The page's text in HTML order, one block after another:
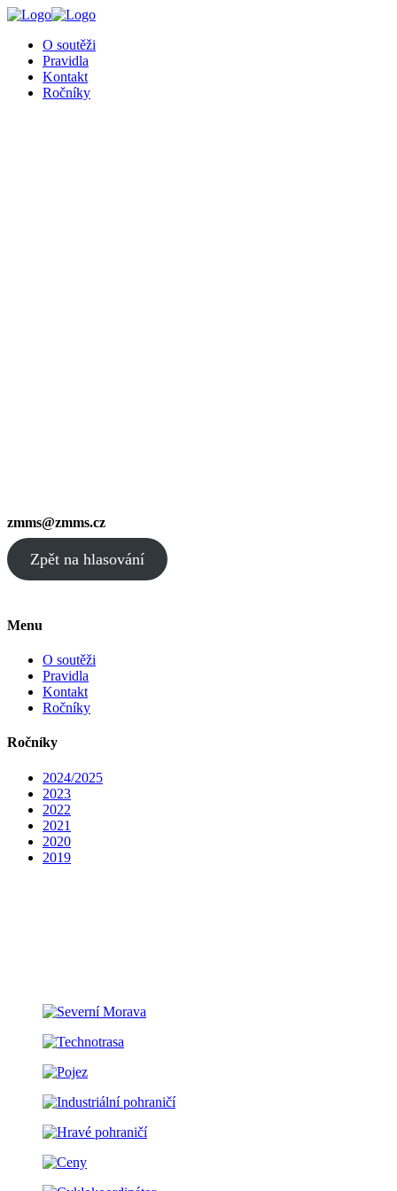
O soutěži
Pravidla
Kontakt
Ročníky
zmms@zmms.cz
Zpět na hlasování
Menu
O soutěži
Pravidla
Kontakt
Ročníky
Ročníky
2024/2025
2023
2022
2021
2020
2019